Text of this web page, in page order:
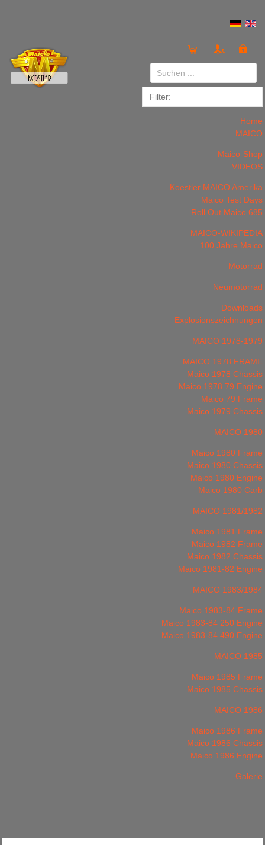
Home
MAICO
Maico-Shop
VIDEOS
Koestler MAICO Amerika
Maico Test Days
Roll Out Maico 685
MAICO-WIKIPEDIA
100 Jahre Maico
Motorrad
Neumotorrad
Downloads
Explosionszeichnungen
MAICO 1978-1979
MAICO 1978 FRAME
Maico 1978 Chassis
Maico 1978 79 Engine
Maico 79 Frame
Maico 1979 Chassis
MAICO 1980
Maico 1980 Frame
Maico 1980 Chassis
Maico 1980 Engine
Maico 1980 Carb
MAICO 1981/1982
Maico 1981 Frame
Maico 1982 Frame
Maico 1982 Chassis
Maico 1981-82 Engine
MAICO 1983/1984
Maico 1983-84 Frame
Maico 1983-84 250 Engine
Maico 1983-84 490 Engine
MAICO 1985
Maico 1985 Frame
Maico 1985 Chassis
MAICO 1986
Maico 1986 Frame
Maico 1986 Chassis
Maico 1986 Engine
Galerie
Anmelden